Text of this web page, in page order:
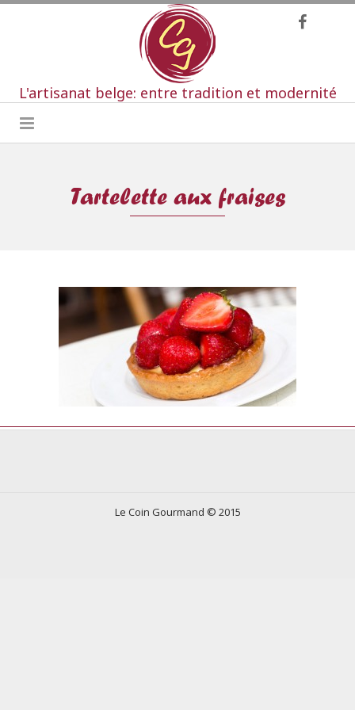
L'artisanat belge: entre tradition et modernité
Tartelette aux fraises
Le Coin Gourmand © 2015